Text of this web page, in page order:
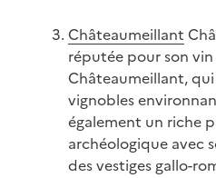
Châteaumeillant
réputée pour son vin
Châteaumeillant,
vignobles
également un riche
archéologique avec
des vestiges gallo-